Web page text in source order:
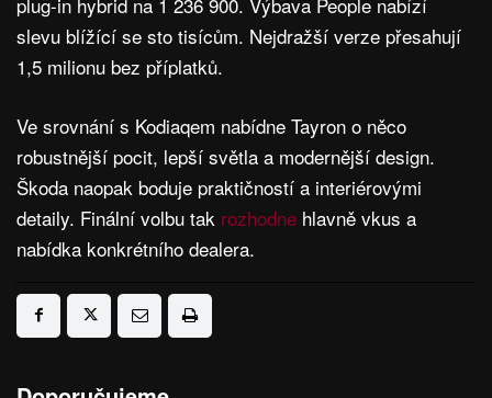
slevu blížící se sto tisícům. Nejdražší verze přesahují
1,5 milionu bez příplatků.
Ve srovnání s Kodiaqem nabídne Tayron o něco
robustnější pocit, lepší světla a modernější design.
Škoda naopak boduje praktičností a interiérovými
detaily. Finální volbu tak rozhodne hlavně vkus a
nabídka konkrétního dealera.